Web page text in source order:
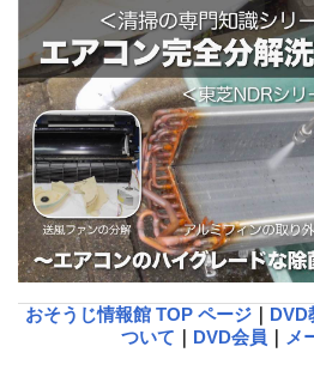
おそうじ情報館 TOP ページ｜ DVD
ついて
DVD会員 メ